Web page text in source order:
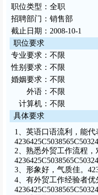
职位类型： 全职
招聘部门： 销售部
截止日 期： 2008-10-1
职位要求
专业要求： 不限
性别要求： 不限
婚姻要求： 不限
外语： 不限
计算机： 不限
具体要求
1、英语口语流利，能
2、熟悉外贸工作流程
3、形象好，气质佳。
4、有外贸工作经验者